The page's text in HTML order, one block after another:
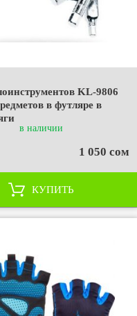
KL-9806
в футляре в
в наличии
1 050 сом
КУПИТЬ